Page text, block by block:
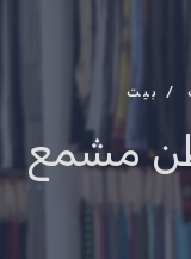
بيت /
مشمع